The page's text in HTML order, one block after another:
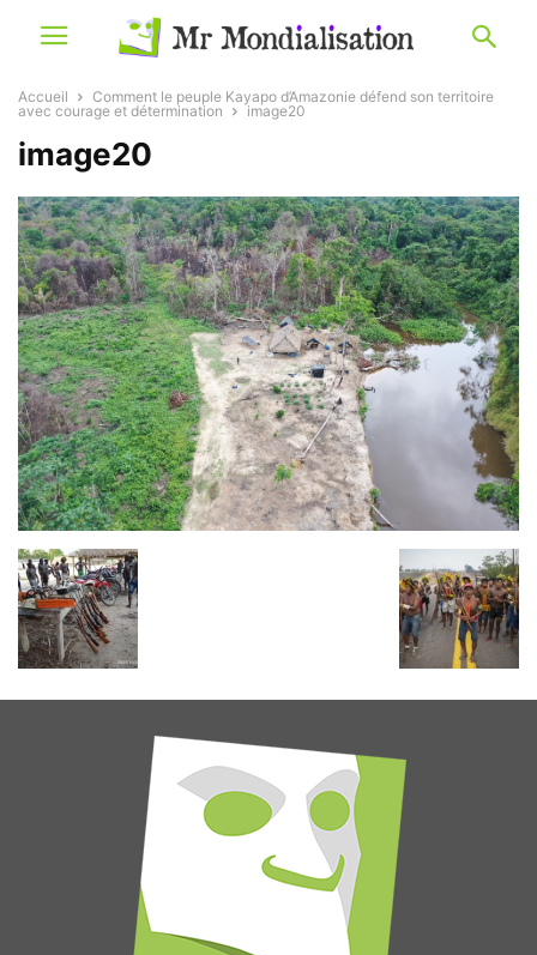
Accueil
Comment le peuple Kayapo d’Amazonie défend son territoire
avec courage et détermination
image20
image20